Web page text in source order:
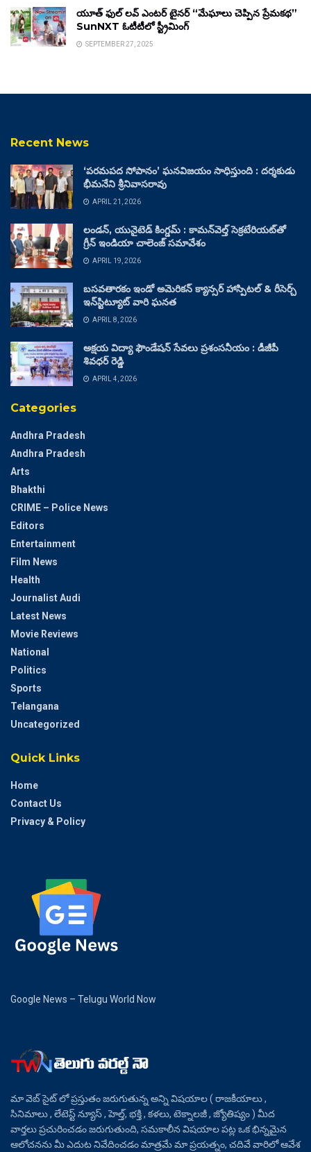
యూత్ ఫుల్ లవ్ ఎంటర్ టైనర్ “మేఘాలు చెప్పిన ప్రేమకథ”
SunNXT ఓటీటీలో స్ట్రీమింగ్
SEPTEMBER 27, 2025
Recent News
‘పరమపద సోపానం’ ఘనవిజయం సాధిస్తుంది : దర్శకుడు
భీమనేని శ్రీనివాసరావు
APRIL 21, 2026
లండన్, యునైటెడ్ కింగ్డమ్ : కామన్‌వెల్త్ సెక్రటేరియట్‌తో
గ్రీన్ ఇండియా చాలెంజ్ సమావేశం
APRIL 19, 2026
బసవతారకం ఇండో అమెరికన్ క్యాన్సర్ హాస్పిటల్ & రీసెర్చ్
ఇన్‌స్టిట్యూట్ వారి ఘనత
APRIL 8, 2026
అక్షయ విద్యా ఫౌండేషన్ సేవలు ప్రశంసనీయం : డీజీపీ
శివధర్ రెడ్డి
APRIL 4, 2026
Categories
Andhra Pradesh
Andhra Pradesh
Arts
Bhakthi
CRIME – Police News
Editors
Entertainment
Film News
Health
Journalist Audi
Latest News
Movie Reviews
National
Politics
Sports
Telangana
Uncategorized
Quick Links
Home
Contact Us
Privacy & Policy
Google News – Telugu World Now
మా వెబ్ సైట్ లో ప్రస్తుతం జరుగుతున్న అన్ని విషయాల ( రాజకీయాలు ,
సినిమాలు , లేటెస్ట్ న్యూస్ , హెల్త్, భక్తి , కళలు, టెక్నాలజీ , జ్యోతిష్యం ) మీద
వార్తలు ప్రచురించడం జరుగుతుంది, సమకాలీన విషయాల పట్ల ఒక భిన్నమైన
ఆలోచనను మీ ఎదుట నివేదించడం మాత్రమే మా ప్రయత్నం, చదివే వారిలో ఆవేశ